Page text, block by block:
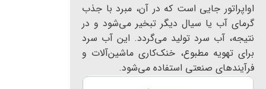
اواپراتور جایی است که در آن، مبرد با جذب
گرمای آب یا سیال دیگر تبخیر می‌شود و در
نتیجه، آب سرد تولید می‌گردد. این آب سرد
برای تهویه مطبوع، خنک‌کاری ماشین‌آلات و
فرآیندهای صنعتی استفاده می‌شود.